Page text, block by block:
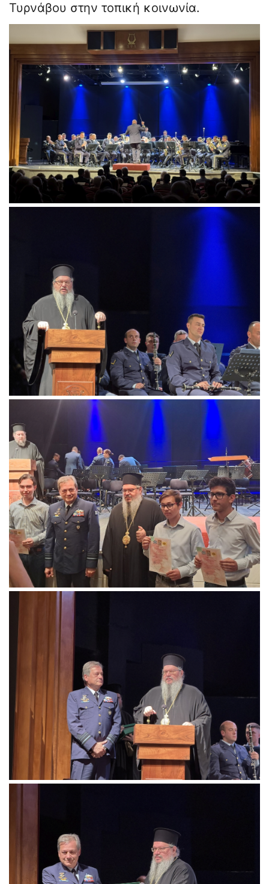
Τυρνάβου στην τοπική κοινωνία.